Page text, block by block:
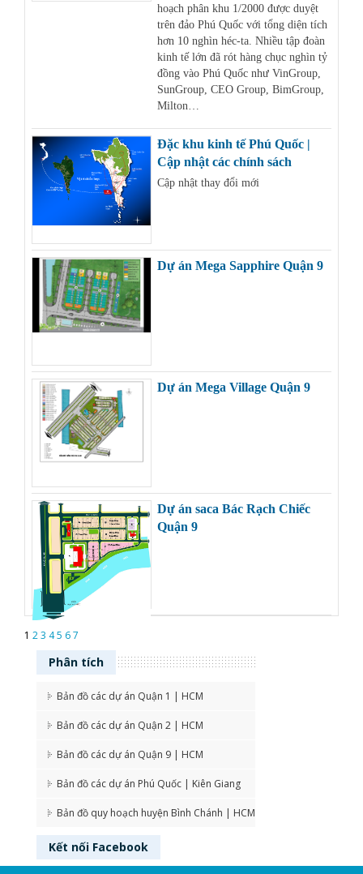
hoạch phân khu 1/2000 được duyệt
trên đảo Phú Quốc với tổng diện tích
hơn 10 nghìn héc-ta. Nhiều tập đoàn
kinh tế lớn đã rót hàng chục nghìn tỷ
đồng vào Phú Quốc như VinGroup,
SunGroup, CEO Group, BimGroup,
Milton…
Đặc khu kinh tế Phú Quốc |
Cập nhật các chính sách
Cập nhật thay đổi mới
Dự án Mega Sapphire Quận 9
Dự án Mega Village Quận 9
Dự án saca Bác Rạch Chiếc
Quận 9
1 23 45 67
Phân tích
Bản đồ các dự án Quận 1 | HCM
Bản đồ các dự án Quận 2 | HCM
Bản đồ các dự án Quận 9 | HCM
Bản đồ các dự án Phú Quốc | Kiên Giang
Bản đồ quy hoạch huyện Bình Chánh | HCM
Kết nối Facebook